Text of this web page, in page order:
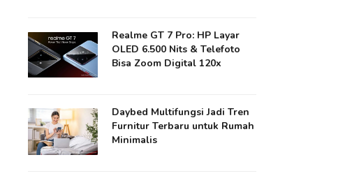
Realme GT 7 Pro: HP Layar
OLED 6.500 Nits & Telefoto
Bisa Zoom Digital 120x
Daybed Multifungsi Jadi Tren
Furnitur Terbaru untuk Rumah
Minimalis